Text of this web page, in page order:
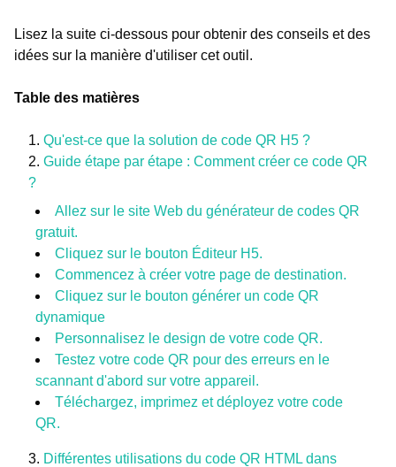
Lisez la suite ci-dessous pour obtenir des conseils et des
idées sur la manière d'utiliser cet outil.
Table des matières
Qu'est-ce que la solution de code QR H5 ?
Guide étape par étape : Comment créer ce code QR
?
Allez sur le site Web du générateur de codes QR
gratuit.
Cliquez sur le bouton Éditeur H5.
Commencez à créer votre page de destination.
Cliquez sur le bouton générer un code QR
dynamique
Personnalisez le design de votre code QR.
Testez votre code QR pour des erreurs en le
scannant d'abord sur votre appareil.
Téléchargez, imprimez et déployez votre code
QR.
Différentes utilisations du code QR HTML dans